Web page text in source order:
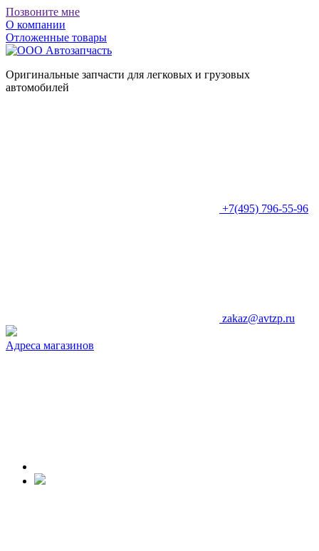
Позвоните мне
О компании
Отложенные товары
Оригинальные запчасти для легковых и грузовых
автомобилей
+7(495) 796-55-96
zakaz@avtzp.ru
Адреса магазинов